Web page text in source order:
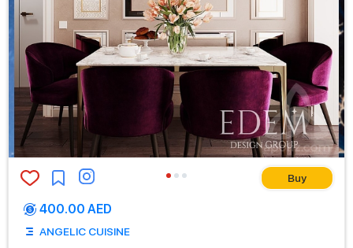
Buy
400.00 AED
ANGELIC CUISINE